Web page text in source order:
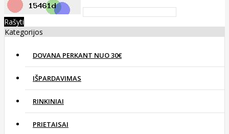
Rašyti
Kategorijos
DOVANA PERKANT NUO 30€
IŠPARDAVIMAS
RINKINIAI
PRIETAISAI